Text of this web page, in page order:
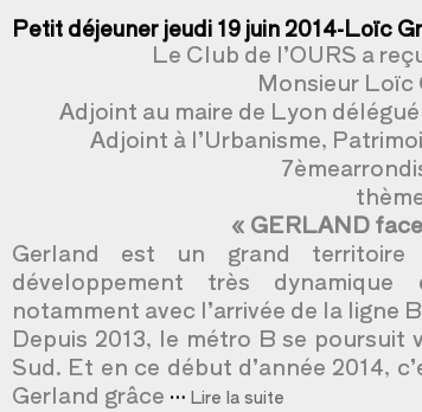
Petit déjeuner jeudi 19 juin 2014-Loïc
Le Club de l’OURS a
Monsieur Loïc
Adjoint au maire de Lyon
Adjoint à l’Urbanisme,
« GERLAND
Gerland est un grand
développement très dynamique
notamment avec l’arrivée de la ligne
Depuis 2013, le métro B se
Sud. Et en ce début d’année 2014,
Gerland grâce … Lire la suite